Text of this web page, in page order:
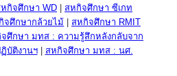
กิจศึกษา WD
สหกิจศึกษา ซีเกท
จศึกษากล้วยไม้
สหกิจศึกษา RMIT
ศึกษา มทส : ความรู้สึกหลังกลับจาก
บัติงานฯ| สหกิจศึกษา มทส : นศ.